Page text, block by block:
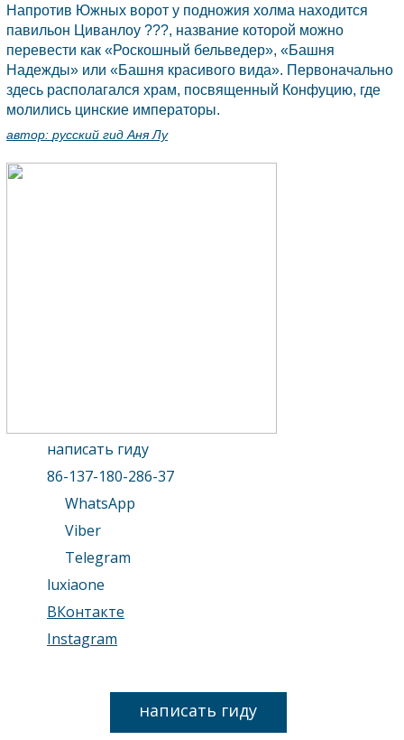
Напротив Южных ворот у подножия холма находится
павильон Циванлоу ???, название которой можно
перевести как «Роскошный бельведер», «Башня
Надежды» или «Башня красивого вида». Первоначально
здесь располагался храм, посвященный Конфуцию, где
молились цинские императоры.
автор: русский гид Аня Лу
написать гиду
86-137-180-286-37
WhatsApp
Viber
Telegram
luxiaone
ВКонтакте
Instagram
написать гиду